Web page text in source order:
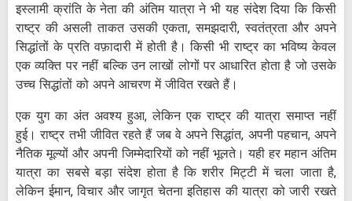
इस्लामी क्रांति के नेता की अंतिम यात्रा ने भी यह संदेश दिया कि किसी
राष्ट्र की असली ताकत उसकी एकता, समझदारी, स्वतंत्रता और अपने
सिद्धांतों के प्रति वफ़ादारी में होती है। किसी भी राष्ट्र का भविष्य केवल
एक व्यक्ति पर नहीं बल्कि उन लाखों लोगों पर आधारित होता है जो उसके
उच्च सिद्धांतों को अपने आचरण में जीवित रखते हैं।
एक युग का अंत अवश्य हुआ, लेकिन एक राष्ट्र की यात्रा समाप्त नहीं
हुई। राष्ट्र तभी जीवित रहते हैं जब वे अपने सिद्धांत, अपनी पहचान, अपने
नैतिक मूल्यों और अपनी जिम्मेदारियों को नहीं भूलते। यही हर महान अंतिम
यात्रा का सबसे बड़ा संदेश होता है कि शरीर मिट्टी में चला जाता है,
लेकिन ईमान, विचार और जागृत चेतना इतिहास की यात्रा को जारी रखते